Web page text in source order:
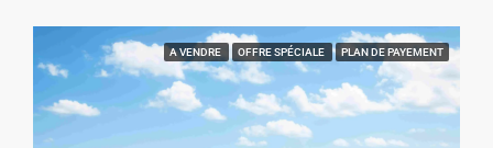
A VENDRE OFFRE SPÉCIALE PLAN DE PAYEMENT